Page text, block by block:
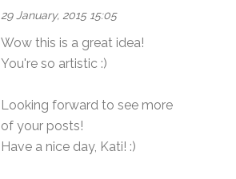
29 January, 2015 15:05
Wow this is a great idea!
You're so artistic :)
Looking forward to see more
of your posts!
Have a nice day, Kati! :)